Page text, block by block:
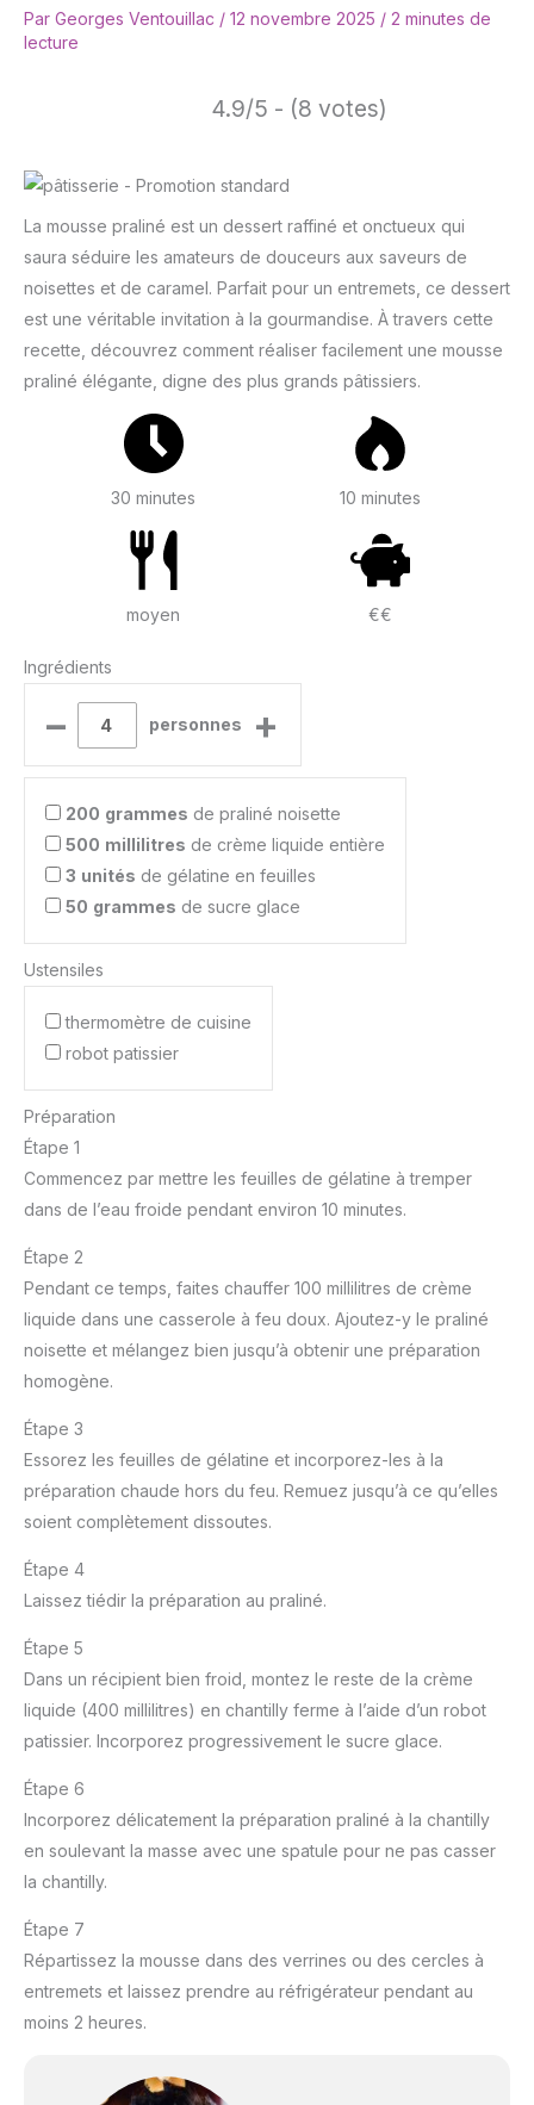
Par Georges Ventouillac / 12 novembre 2025 / 2 minutes de
lecture
4.9/5 - (8 votes)
La mousse praliné est un dessert raffiné et onctueux qui
saura séduire les amateurs de douceurs aux saveurs de
noisettes et de caramel. Parfait pour un entremets, ce dessert
est une véritable invitation à la gourmandise. À travers cette
recette, découvrez comment réaliser facilement une mousse
praliné élégante, digne des plus grands pâtissiers.
30 minutes 10 minutes
moyen €€
Ingrédients
– personnes +
200 grammes de praliné noisette
500 millilitres de crème liquide entière
3 unités de gélatine en feuilles
50 grammes de sucre glace
Ustensiles
thermomètre de cuisine
robot patissier
Préparation
Étape 1
Commencez par mettre les feuilles de gélatine à tremper
dans de l’eau froide pendant environ 10 minutes.
Étape 2
Pendant ce temps, faites chauffer 100 millilitres de crème
liquide dans une casserole à feu doux. Ajoutez-y le praliné
noisette et mélangez bien jusqu’à obtenir une préparation
homogène.
Étape 3
Essorez les feuilles de gélatine et incorporez-les à la
préparation chaude hors du feu. Remuez jusqu’à ce qu’elles
soient complètement dissoutes.
Étape 4
Laissez tiédir la préparation au praliné.
Étape 5
Dans un récipient bien froid, montez le reste de la crème
liquide (400 millilitres) en chantilly ferme à l’aide d’un robot
patissier. Incorporez progressivement le sucre glace.
Étape 6
Incorporez délicatement la préparation praliné à la chantilly
en soulevant la masse avec une spatule pour ne pas casser
la chantilly.
Étape 7
Répartissez la mousse dans des verrines ou des cercles à
entremets et laissez prendre au réfrigérateur pendant au
moins 2 heures.